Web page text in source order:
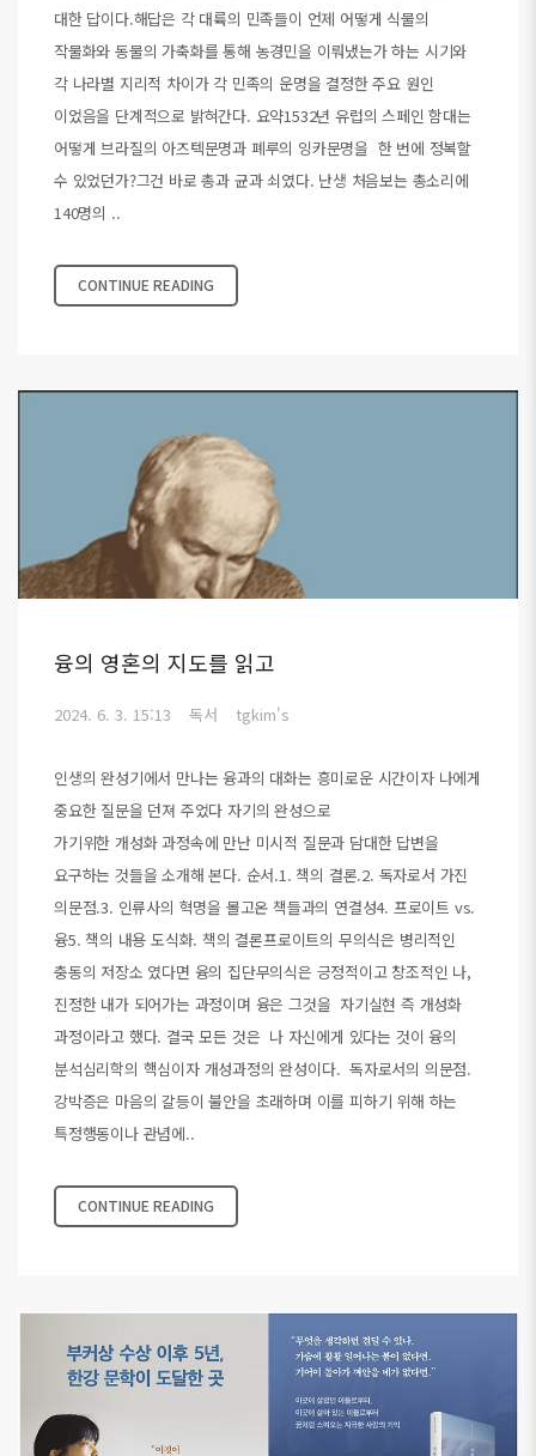
대한 답이다.해답은 각 대륙의 민족들이 언제 어떻게 식물의
작물화와 동물의 가축화를 통해 농경민을 이뤄냈는가 하는 시기와
각 나라별 지리적 차이가 각 민족의 운명을 결정한 주요 원인
이었음을 단계적으로 밝혀간다. 요약1532년 유럽의 스페인 함대는
어떻게 브라질의 아즈텍문명과 폐루의 잉카문명을 한 번에 정복할
수 있었던가?그건 바로 총과 균과 쇠였다. 난생 처음보는 총소리에
140명의 ..
CONTINUE READING
융의 영혼의 지도를 읽고
2024. 6. 3. 15:13 독서 tgkim's
인생의 완성기에서 만나는 융과의 대화는 흥미로운 시간이자 나에게
중요한 질문을 던져 주었다 자기의 완성으로
가기위한 개성화 과정속에 만난 미시적 질문과 담대한 답변을
요구하는 것들을 소개해 본다. 순서.1. 책의 결론.2. 독자로서 가진
의문점.3. 인류사의 혁명을 몰고온 책들과의 연결성4. 프로이트 vs.
융5. 책의 내용 도식화. 책의 결론프로이트의 무의식은 병리적인
충동의 저장소 였다면 융의 집단무의식은 긍정적이고 창조적인 나,
진정한 내가 되어가는 과정이며 융은 그것을 자기실현 즉 개성화
과정이라고 했다. 결국 모든 것은 나 자신에게 있다는 것이 융의
분석심리학의 핵심이자 개성과정의 완성이다. 독자로서의 의문점.
강박증은 마음의 갈등이 불안을 초래하며 이를 피하기 위해 하는
특정행동이나 관념에..
CONTINUE READING